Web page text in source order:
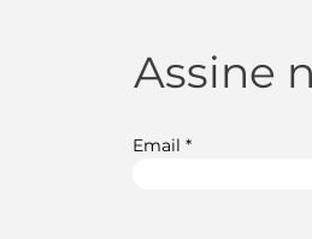
Assine
Email